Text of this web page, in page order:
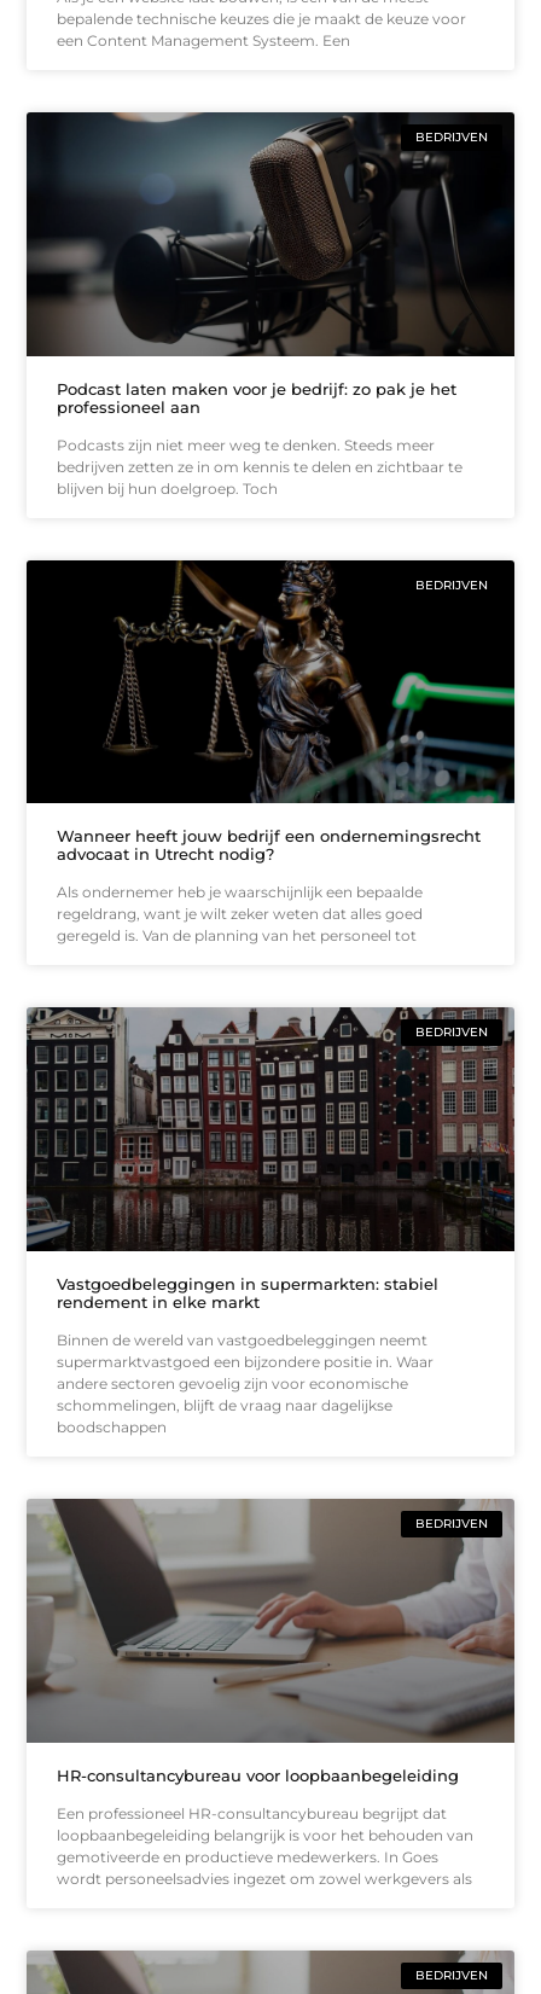
bepalende technische keuzes die je maakt de keuze voor
een Content Management Systeem. Een
BEDRIJVEN
Podcast laten maken voor je bedrijf: zo pak je het
professioneel aan
Podcasts zijn niet meer weg te denken. Steeds meer
bedrijven zetten ze in om kennis te delen en zichtbaar te
blijven bij hun doelgroep. Toch
BEDRIJVEN
Wanneer heeft jouw bedrijf een ondernemingsrecht
advocaat in Utrecht nodig?
Als ondernemer heb je waarschijnlijk een bepaalde
regeldrang, want je wilt zeker weten dat alles goed
geregeld is. Van de planning van het personeel tot
BEDRIJVEN
Vastgoedbeleggingen in supermarkten: stabiel
rendement in elke markt
Binnen de wereld van vastgoedbeleggingen neemt
supermarktvastgoed een bijzondere positie in. Waar
andere sectoren gevoelig zijn voor economische
schommelingen, blijft de vraag naar dagelijkse
boodschappen
BEDRIJVEN
HR-consultancybureau voor loopbaanbegeleiding
Een professioneel HR-consultancybureau begrijpt dat
loopbaanbegeleiding belangrijk is voor het behouden van
gemotiveerde en productieve medewerkers. In Goes
wordt personeelsadvies ingezet om zowel werkgevers als
BEDRIJVEN